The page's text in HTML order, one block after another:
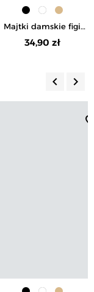
Majtki damskie figi
modelujące z wysokim
stanem
34,90 zł
keyboard_arrow_left keyboard_arrow_right